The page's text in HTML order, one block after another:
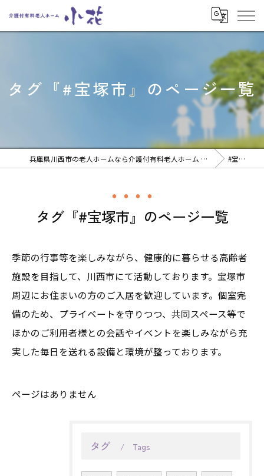
タグ『#宝塚市』のページ一覧
兵庫県川西市の老人ホームなら介護付有料老人ホーム 小花 #宝塚市
タグ『#宝塚市』のページ一覧
季節の行事等を楽しみながら、健康的に暮らせる高齢者
施設を目指して、川西市にて活動しております。宝塚市
周辺にお住まいの方のご入居を歓迎しています。個室完
備のため、プライベートを守りつつ、共同スペース等で
ほかのご利用者様との会話やイベントを楽しみながら充
実した毎日を送れる設備と環境が整っております。
ページはありません
タグ Tags